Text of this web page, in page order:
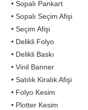
• Sopalı Pankart
• Sopalı Seçim Afişi
• Seçim Afişi
• Delikli Folyo
• Delikli Baskı
• Vinil Banner
• Satılık Kiralık Afişi
• Folyo Kesim
• Plotter Kesim